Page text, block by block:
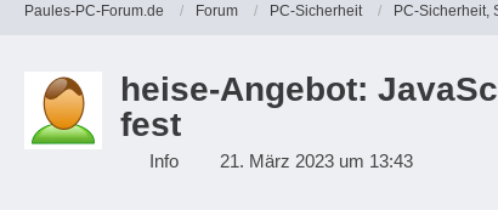
Paules-PC-Forum.de Forum PC-Sicherheit PC-Sicherheit,
heise-Angebot:
fest
Info 21. März 2023 um 13:43